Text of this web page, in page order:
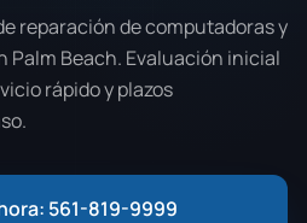
reparación de computadoras y
Palm Beach. Evaluación inicial
rápido y plazos
561-819-9999